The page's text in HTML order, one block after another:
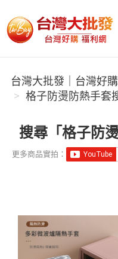
台灣大批發｜台灣好購
台灣大批發｜台灣好
格子防燙防熱手套
搜尋「格子防
更多商品實拍：